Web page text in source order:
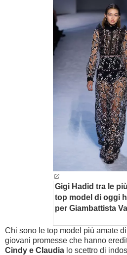
Gigi Hadid tra le
top model di oggi
per Giambattista
Chi sono le top model più amate
giovani promesse che hanno
Cindy e Claudia lo scettro di